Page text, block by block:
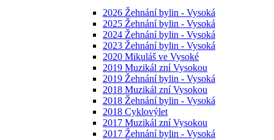
2026 Žehnání bylin - Vysoká
2025 Žehnání bylin - Vysoká
2024 Žehnání bylin - Vysoká
2023 Žehnání bylin - Vysoká
2020 Mikuláš ve Vysoké
2019 Muzikál zní Vysokou
2019 Žehnání bylin - Vysoká
2018 Muzikál zní Vysokou
2018 Žehnání bylin - Vysoká
2018 Cyklovýlet
2017 Muzikál zní Vysokou
2017 Žehnání bylin - Vysoká